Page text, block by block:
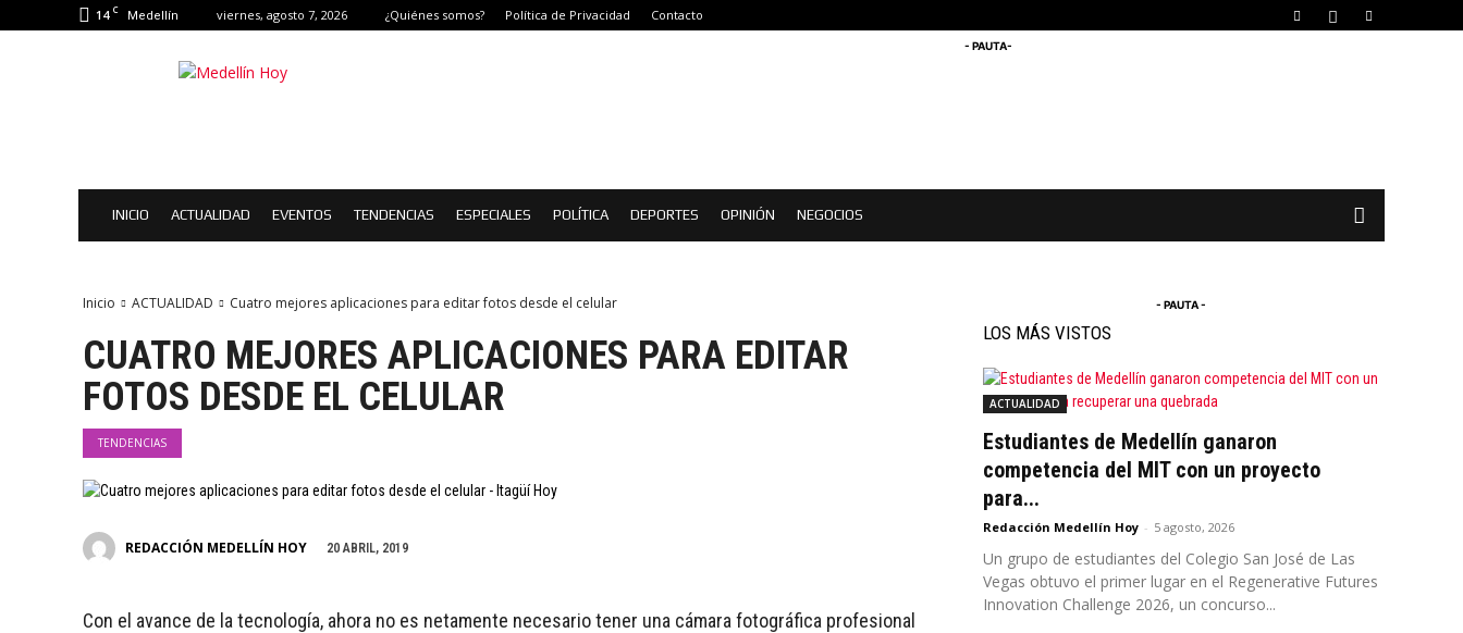
14 C Medellín viernes, agosto 7, 2026 ¿Quiénes somos? Política de Privacidad Contacto
Medellín
- PAUTA-
INICIO ACTUALIDAD EVENTOS TENDENCIAS ESPECIALES POLÍTICA DEPORTES OPINIÓN NEGOCIOS
Inicio ACTUALIDAD Cuatro mejores aplicaciones para editar fotos desde el celular
CUATRO MEJORES APLICACIONES PARA EDITAR
FOTOS DESDE EL CELULAR
TENDENCIAS
REDACCIÓN MEDELLÍN HOY 20 ABRIL, 2019
Con el avance de la tecnología, ahora no es netamente necesario tener una cámara fotográfica profesional
- PAUTA -
LOS MÁS VISTOS
ACTUALIDAD
Estudiantes de Medellín ganaron
competencia del MIT con un proyecto
para...
Redacción Medellín Hoy - 5 agosto, 2026
Un grupo de estudiantes del Colegio San José de Las
Vegas obtuvo el primer lugar en el Regenerative Futures
Innovation Challenge 2026, un concurso...